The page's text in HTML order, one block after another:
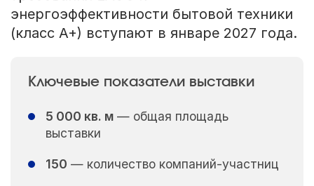
энергоэффективности бытовой техники
(класс А+) вступают в январе 2027 года.
Ключевые показатели выставки
5 000 кв. м— общая площадь
выставки
150 — количество компаний-участниц